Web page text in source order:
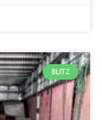
BLITZ